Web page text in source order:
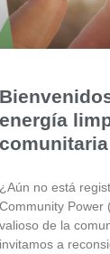
energía
comunitaria
¿Aún no está
Community Power
valioso de la
invitamos a